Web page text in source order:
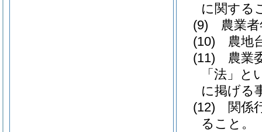
に関する
(9) 農業者
(10) 農地
(11) 農業
「法」と
に掲げる
(12) 関係
ること。